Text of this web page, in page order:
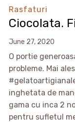
Rasfaturi
Ciocolata.
June 27, 2020
O portie
probleme. Mai
inghetata de
gama cu inca 2
pentru sufletul